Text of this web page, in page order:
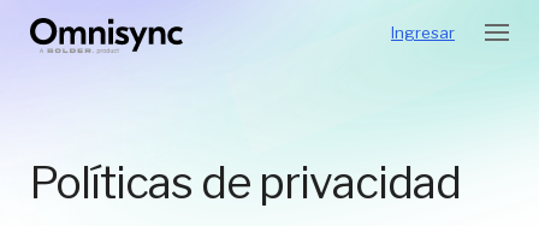
Ingresar
Políticas de privacidad